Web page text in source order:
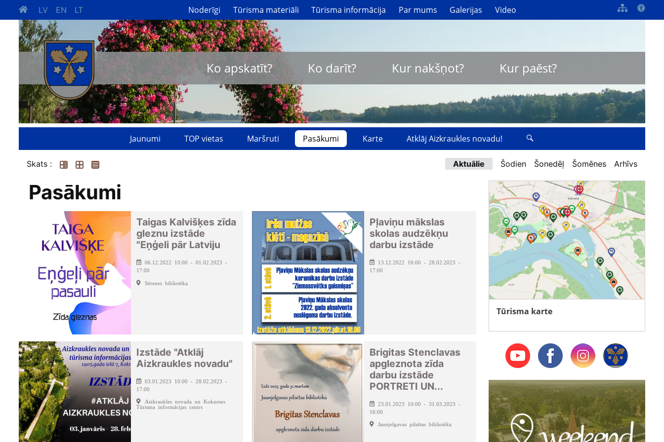
LV EN LT Noderīgi Tūrisma materiāli Tūrisma informācija Par mums Galerijas Video
Ko apskatīt? Ko darīt? Kur nakšņot? Kur paēst?
Jaunumi TOP vietas Maršruti Pasākumi Karte Atklāj Aizkraukles novadu!
Skats : Aktuālie Šodien Šonedēļ Šomēnes Arhīvs
Pasākumi
Taigas Kalvišķes zīda
gleznu izstāde
"Eņģeli pār Latviju
06.12.2022 10:00 - 01.02.2023 -
17:00
Sērenes bibliotēka
Pļaviņu mākslas
skolas audzēkņu
darbu izstāde
13.12.2022 16:00 - 28.02.2023 -
17:00
Izstāde "Atklāj
Aizkraukles novadu"
03.01.2023 10:00 - 28.02.2023 -
17:00
Aizkraukles novada un Kokneses
Tūrisma informācijas centrs
Brigitas Stenclavas
apgleznota zīda
darbu izstāde
PORTRETI UN...
23.01.2023 10:00 - 31.03.2023 -
16:00
Jaunjelgavas pilsētas bibliotēka
Tūrisma karte